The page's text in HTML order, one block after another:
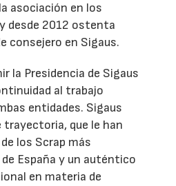
asociación en los
desde 2012 ostenta
consejero en Sigaus.
la Presidencia de Sigaus
al trabajo
entidades. Sigaus
trayectoria, que le han
los Scrap más
España y un auténtico
en materia de